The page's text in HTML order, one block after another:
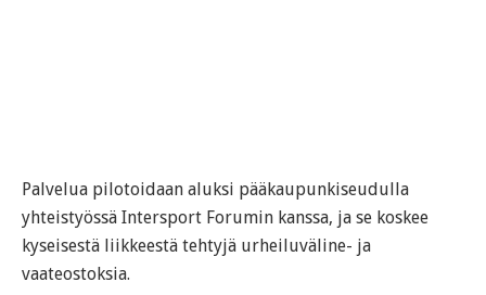
Palvelua pilotoidaan aluksi pääkaupunkiseudulla
yhteistyössä Intersport Forumin kanssa, ja se koskee
kyseisestä liikkeestä tehtyjä urheiluväline- ja
vaateostoksia.